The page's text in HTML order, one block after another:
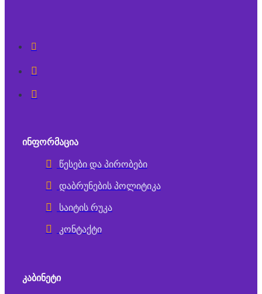
ᲘᲜᲤᲝᲠᲛᲐᲪᲘᲐ
წესები და პირობები
დაბრუნების პოლიტიკა
საიტის რუკა
კონტაქტი
ᲙᲐᲑᲘᲜᲔᲢᲘ